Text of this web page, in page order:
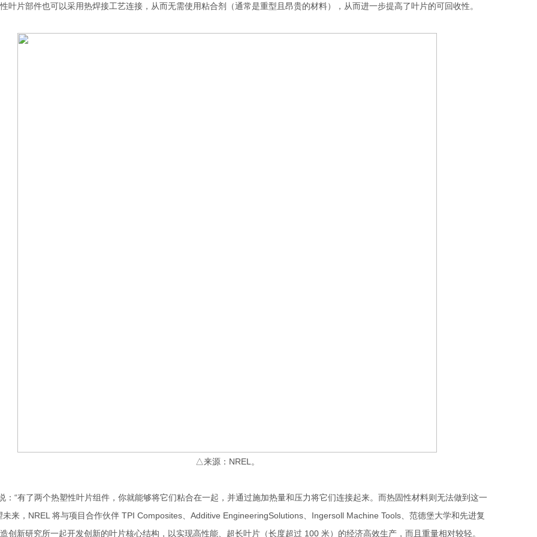
部件也可以采用热焊接工艺连接，从而无需使用粘合剂（通常是重型且昂贵的材料），从而进一步提高了叶片的可回收性。
△来源：NREL。
有了两个热塑性叶片组件，你就能够将它们粘合在一起，并通过施加热量和压力将它们连接起来。而热固性材料则无法做到这一
未来，NREL 将与项目合作伙伴 TPI Composites、Additive EngineeringSolutions、Ingersoll Machine Tools、范德堡大学和先进复
创新研究所一起开发创新的叶片核心结构，以实现高性能、超长叶片（长度超过 100 米）的经济高效生产，而且重量相对较轻。